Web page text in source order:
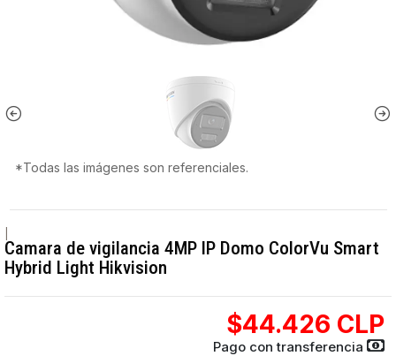
*Todas las imágenes son referenciales.
Camara de vigilancia 4MP IP Domo ColorVu Smart
Hybrid Light Hikvision
$44.426 CLP
Pago con transferencia